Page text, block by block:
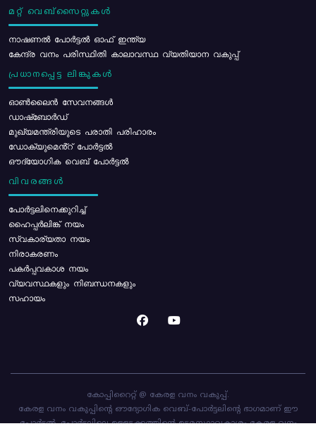
മറ്റ് വെബ്സൈറ്റുകൾ
നാഷണൽ പോർട്ടൽ ഓഫ് ഇന്ത്യ
കേന്ദ്ര വനം പരിസ്ഥിതി കാലാവസ്ഥ വ്യതിയാന വകുപ്പ്
പ്രധാനപ്പെട്ട ലിങ്കുകൾ
ഓൺലൈൻ സേവനങ്ങൾ
ഡാഷ്ബോർഡ്
മുഖ്യമന്ത്രിയുടെ പരാതി പരിഹാരം
ഡോക്യുമെൻ്റ് പോർട്ടൽ
ഔദ്യോഗിക വെബ് പോർട്ടൽ
വിവരങ്ങൾ
പോര്‍ട്ടലിനെക്കുറിച്ച്
ഹൈപ്പർലിങ്ക് നയം
സ്വകാര്യതാ നയം
നിരാകരണം
പകർപ്പവകാശ നയം
വ്യവസ്ഥകളും നിബന്ധനകളും
സഹായം
കോപ്പിറൈറ്റ് @ കേരള വനം വകുപ്പ്.
കേരള വനം വകുപ്പിന്റെ ഔദ്യോഗിക വെബ്-പോർട്ടലിന്റെ ഭാഗമാണ് ഈ
പോർട്ടൽ. പോർട്ടലിലെ ഉള്ളടക്കത്തിന്റെ ഉടമസ്ഥാവകാശം കേരള വനം